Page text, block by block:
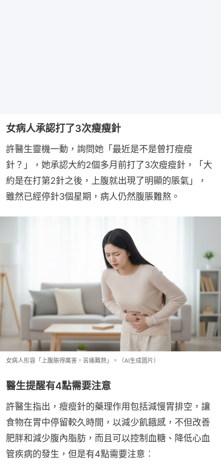
女病人承認打了3次瘦瘦針
許醫生靈機一動，詢問她「最近是不是曾打瘦瘦
針？」，她承認大約2個多月前打了3次瘦瘦針，「大
約是在打第2針之後，上腹就出現了明顯的脹氣」，
雖然已經停針3個星期，病人仍然腹脹難熬。
女病人形容「上腹脹得厲害，苦痛難熬」。（AI生成圖片）
醫生提醒有4點需要注意
許醫生指出，瘦瘦針的藥理作用包括減慢胃排空，讓
食物在胃中停留較久時間，以減少飢餓感，不但改善
肥胖和減少腹內脂肪，而且可以控制血糖、降低心血
管疾病的發生，但是有4點需要注意︰